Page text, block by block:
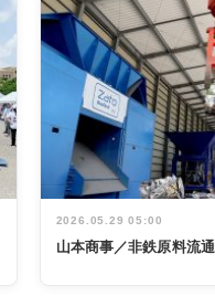
2026.05.29 05:00
山本商事／非鉄原料流通